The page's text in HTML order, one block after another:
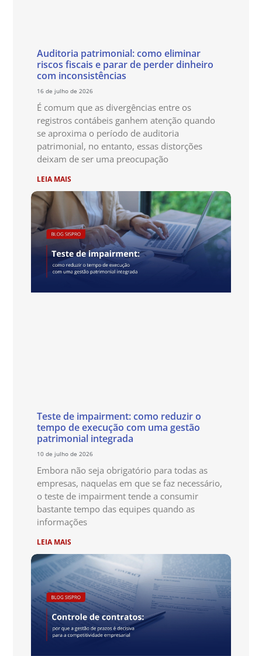
Auditoria patrimonial: como eliminar
riscos fiscais e parar de perder dinheiro
com inconsistências
16 de julho de 2026
É comum que as divergências entre os
registros contábeis ganhem atenção quando
se aproxima o período de auditoria
patrimonial, no entanto, essas distorções
deixam de ser uma preocupação
LEIA MAIS
Teste de impairment: como reduzir o
tempo de execução com uma gestão
patrimonial integrada
10 de julho de 2026
Embora não seja obrigatório para todas as
empresas, naquelas em que se faz necessário,
o teste de impairment tende a consumir
bastante tempo das equipes quando as
informações
LEIA MAIS